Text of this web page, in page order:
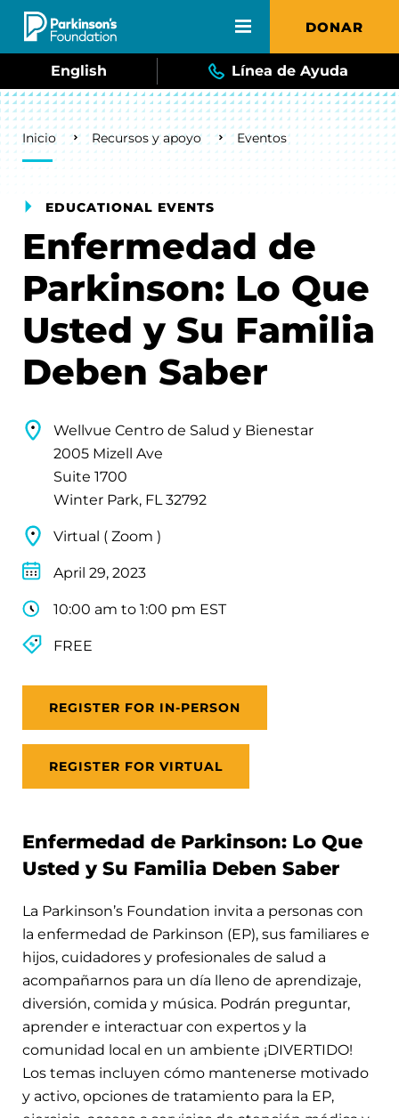
Skip to main content DONAR
English Línea de Ayuda
Breadcrumb
Inicio Recursos y apoyo Eventos
EDUCATIONAL EVENTS
Enfermedad de
Parkinson: Lo Que
Usted y Su Familia
Deben Saber
Wellvue Centro de Salud y Bienestar
2005 Mizell Ave
Suite 1700
Winter Park, FL 32792
Virtual ( Zoom )
April 29, 2023
10:00 am to 1:00 pm EST
FREE
REGISTER FOR IN-PERSON
REGISTER FOR VIRTUAL
Enfermedad de Parkinson: Lo Que
Usted y Su Familia Deben Saber
La Parkinson’s Foundation invita a personas con
la enfermedad de Parkinson (EP), sus familiares e
hijos, cuidadores y profesionales de salud a
acompañarnos para un día lleno de aprendizaje,
diversión, comida y música. Podrán preguntar,
aprender e interactuar con expertos y la
comunidad local en un ambiente ¡DIVERTIDO!
Los temas incluyen cómo mantenerse motivado
y activo, opciones de tratamiento para la EP,